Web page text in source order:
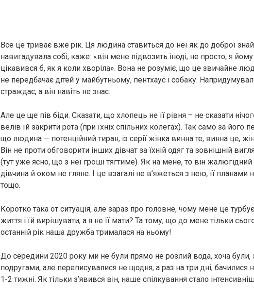
Все це триває вже рік. Ця людина ставиться до неї як до доброї
навигадувала собі, каже: «він мене підвозить іноді, не просто, я
цікавився б, як я коли хворіла». Вона не розуміє, що це звичайне
не передбачає дітей у майбутньому, пентхаус і собаку.
страждає, а він навіть не знає.
Але це ще пів біди. Сказати, що хлопець не її рівня – не сказати
велів їй закрити рота (при їхніх спільних колегах). Так само за його
що людина — потенційний тиран, із серії жінка винна те, винна це,
Він не проти обговорити інших дівчат за їхній одяг та зовнішній
(тут уже ясно, що з неї гроші тягтиме). Як на мене, то він
дівчина й оком не гляне. І це взагалі не в’яжеться з нею, її планами
тощо.
Коротко така от ситуація, але зараз про головне, чому мене це
життя і їй вирішувати, а я не її мати? Та тому, що до мене тільки
останній рік наша дружба трималася на ньому!
До середини 2020 року ми не були прямо не розлий вода, хоча були,
подругами, але переписувалися не щодня, а раз на три дні, бачилися
1-2 тижні. Як тільки з’явився він, наше спілкування стало